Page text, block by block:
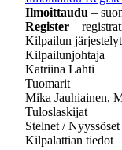
Ilmoittaudu –
Register –
Kilpailun järjestelyt
Kilpailunjohtaja
Katriina Lahti
Tuomarit
Mika Jauhiainen,
Tuloslaskijat
Stelnet / Nyyssöset
Kilpalattian tiedot